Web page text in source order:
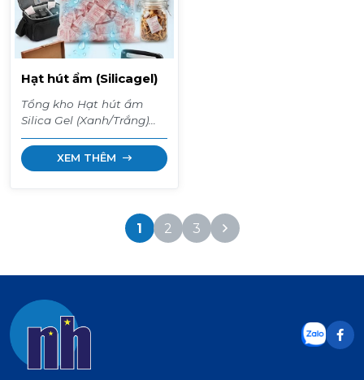
Hạt hút ẩm (Silicagel)
Tổng kho Hạt hút ẩm
Silica Gel (Xanh/Trắng)
giá sỉ. Chuyên dùng bảo
quản thực phẩm, dược
phẩm, thiết bị điện tử,
dụng được. Giao hàng
XEM THÊM
1 2 3